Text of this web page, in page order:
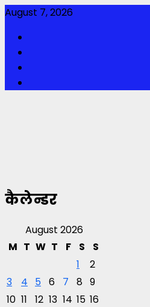
Skip
content
August 7, 2026
कैलेन्डर
August 2026
M T W T F S
S
1
2
3
4 5 6 7 8 9
10 11 12 13 14 15 16